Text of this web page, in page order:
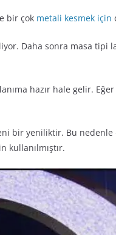
bir çok metali kesmek için
Daha sonra masa
hazır hale gelir.
bir yeniliktir. Bu
kullanılmıştır.